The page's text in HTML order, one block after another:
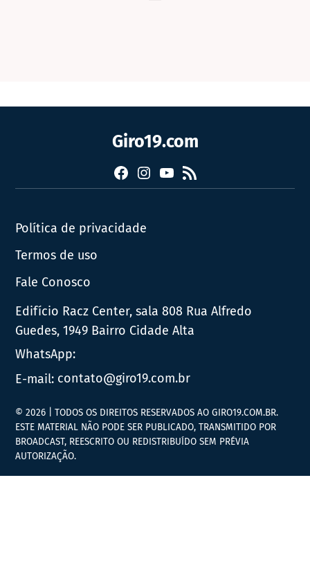
Giro19.com
FacebookInstagram
YouTube
RSS
Política de privacidade
Termos de uso
Fale Conosco
Edifício Racz Center, sala 808 Rua Alfredo
Guedes, 1949 Bairro Cidade Alta
WhatsApp:
E-mail: contato@giro19.com.br
© 2026 | TODOS OS DIREITOS RESERVADOS AO GIRO19.COM.BR.
ESTE MATERIAL NÃO PODE SER PUBLICADO, TRANSMITIDO POR
BROADCAST, REESCRITO OU REDISTRIBUÍDO SEM PRÉVIA
AUTORIZAÇÃO.